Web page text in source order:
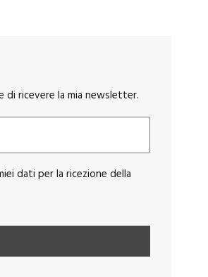
di ricevere la mia newsletter.
dati per la ricezione della